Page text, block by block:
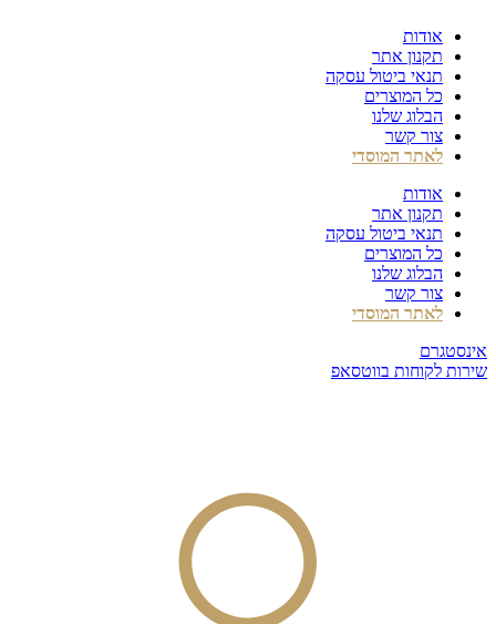
לתוכן
אודות
תקנון אתר
תנאי ביטול עסקה
כל המוצרים
הבלוג שלנו
צור קשר
לאתר המוסדי
אודות
תקנון אתר
תנאי ביטול עסקה
כל המוצרים
הבלוג שלנו
צור קשר
לאתר המוסדי
אינסטגרם
שירות לקוחות בווטסאפ